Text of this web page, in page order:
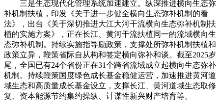
三是生态现代化管理系统加速建立。纵深推进横向生态弥
补机制扶植，印发《关于进一步健全横向生态弥补机制的看
法》，出台《关于深切推进大江大河干流横向生态弥补机制扶
植的实施方案》，正在长江、黄河干流扶植同一的流域横向生
态弥补机制。持续实施指导励政策，支撑处所弥补机制扶植和
政策立异，鞭策省际自从构和签定横向弥补和谈。截至2025岁
尾，全国已有24个省份正在31个跨省流域成立起横向生态弥补
机制。持续鞭策国度绿色成长基金稳健运营，加速推进黄河道
域生态和高质量成长基金设立，支撑长江、黄河道域生态取修
复、资本能源节约集约操纵、计谋性新兴财产培育等。